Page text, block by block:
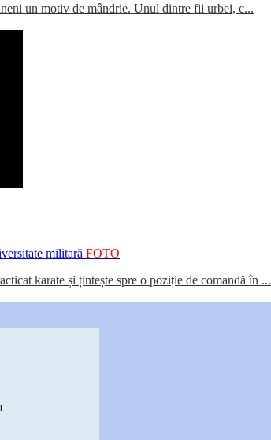
un motiv de mândrie. Unul dintre fii urbei, c...
militară FOTO
karate și țintește spre o poziție de comandă în ...